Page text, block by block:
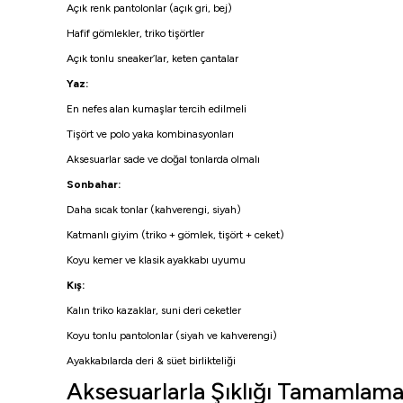
Açık renk pantolonlar (açık gri, bej)
Hafif gömlekler, triko tişörtler
Açık tonlu sneaker’lar, keten çantalar
Yaz:
En nefes alan kumaşlar tercih edilmeli
Tişört ve polo yaka kombinasyonları
Aksesuarlar sade ve doğal tonlarda olmalı
Sonbahar:
Daha sıcak tonlar (kahverengi, siyah)
Katmanlı giyim (triko + gömlek, tişört + ceket)
Koyu kemer ve klasik ayakkabı uyumu
Kış:
Kalın triko kazaklar, suni deri ceketler
Koyu tonlu pantolonlar (siyah ve kahverengi)
Ayakkabılarda deri & süet birlikteliği
Aksesuarlarla Şıklığı